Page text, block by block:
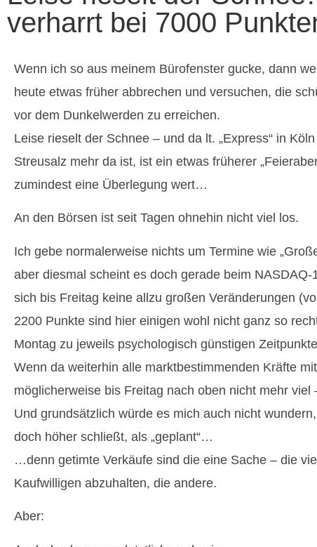
verharrt bei 7000
Wenn ich so aus meinem Bürofenster gucke, dann
heute etwas früher abbrechen und versuchen, die
vor dem Dunkelwerden zu erreichen.
Leise rieselt der Schnee – und da lt. „Express“ in
Streusalz mehr da ist, ist ein etwas früherer
zumindest eine Überlegung wert…
An den Börsen ist seit Tagen ohnehin nicht viel los.
Ich gebe normalerweise nichts um Termine wie
aber diesmal scheint es doch gerade beim
sich bis Freitag keine allzu großen Veränderungen
2200 Punkte sind hier einigen wohl nicht ganz so
Montag zu jeweils psychologisch günstigen
Wenn da weiterhin alle marktbestimmenden Kräfte
möglicherweise bis Freitag nach oben nicht mehr viel
Und grundsätzlich würde es mich auch nicht
doch höher schließt, als „geplant“…
…denn getimte Verkäufe sind die eine Sache – die
Kaufwilligen abzuhalten, die andere.
Aber: